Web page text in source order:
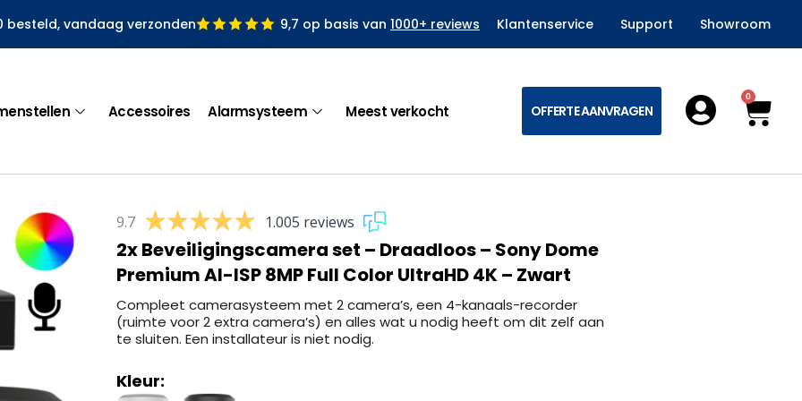
besteld, vandaag verzonden 9,7 op basis van 1000+ reviews Klantenservice Support Showroom
Accessoires Alarmsysteem Meest verkocht OFFERTE AANVRAGEN
0
9.7 1.005 reviews
2x Beveiligingscamera set – Draadloos – Sony Dome
Premium AI-ISP 8MP Full Color UltraHD 4K – Zwart
Compleet camerasysteem met 2 camera’s, een 4-kanaals-recorder
(ruimte voor 2 extra camera’s) en alles wat u nodig heeft om dit zelf aan
te sluiten. Een installateur is niet nodig.
Kleur: